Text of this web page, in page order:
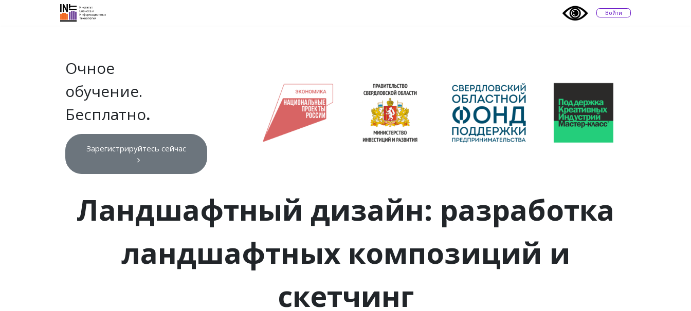
Войти
Очное
обучение.
Бесплатно.
Зарегистрируйтесь сейчас
Ландшафтный дизайн: разработка
ландшафтных композиций и
скетчинг